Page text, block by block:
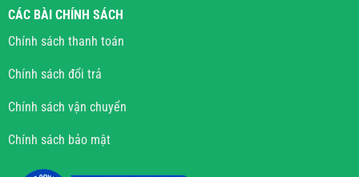
CÁC BÀI CHÍNH SÁCH
Chính sách thanh toán
Chính sách đổi trả
Chính sách vận chuyển
Chính sách bảo mật